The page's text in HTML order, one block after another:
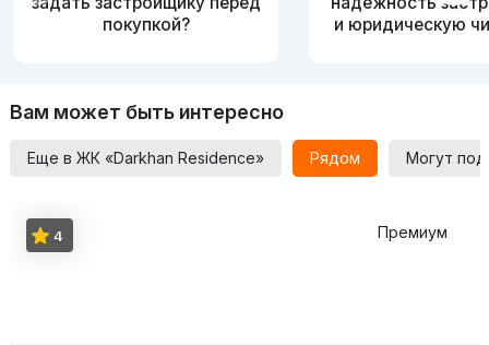
Адрес: Мирзо-Улугбекский район, улица Катта Дархон 19
покупкой?
и юридическую
Вам может быть интересно
Еще в ЖК «Darkhan Residence» Рядом Могут
Премиум
4